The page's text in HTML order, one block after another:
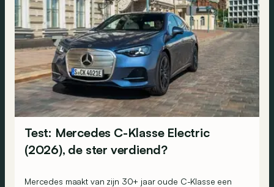
Test: Mercedes C-Klasse Electric
(2026), de ster verdiend?
Mercedes maakt van zijn 30+ jaar oude C-Klasse een